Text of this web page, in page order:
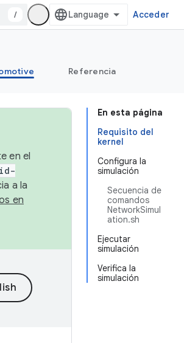
/ Acceder
Referencia
En esta página
Requisito del
kernel
Configura la
simulación
Secuencia de
comandos
NetworkSimul
ation.sh
Ejecutar
simulación
Verifica la
simulación
en el
a la
en